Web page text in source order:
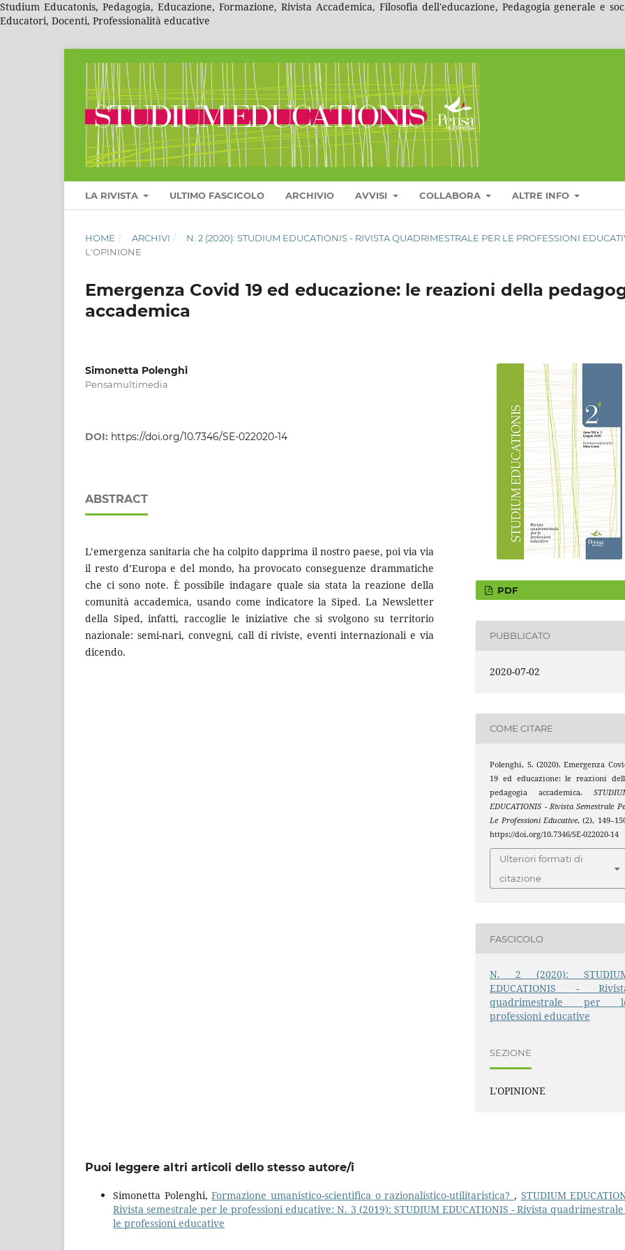
Studium Educatonis, Pedagogia, Educazione, Formazione, Rivista Accademica, Filosofia dell'educazione, Pedagogia generale e
Educatori, Docenti, Professionalità educative
LA RIVISTA ULTIMO FASCICOLO ARCHIVIO AVVISI COLLABORA ALTRE INFO
HOME / ARCHIVI / N. 2 (2020): STUDIUM EDUCATIONIS - RIVISTA QUADRIMESTRALE PER LE PROFESSIONI
L'OPINIONE
Emergenza Covid 19 ed educazione: le reazioni della
accademica
Simonetta Polenghi
Pensamultimedia
DOI: https://doi.org/10.7346/SE-022020-14
ABSTRACT
L’emergenza sanitaria che ha colpito dapprima il nostro paese, poi via via
il resto d’Europa e del mondo, ha provocato conseguenze drammatiche
che ci sono note. È possibile indagare quale sia stata la reazione della
comunità accademica, usando come indicatore la Siped. La Newsletter
della Siped, infatti, raccoglie le iniziative che si svolgono su territorio
nazionale: semi-nari, convegni, call di riviste, eventi internazionali e via
dicendo.
PDF
PUBBLICATO
2020-07-02
COME CITARE
Polenghi, S. (2020). Emergenza
19 ed educazione: le reazioni
pedagogia accademica.
EDUCATIONIS - Rivista Semestrale
Le Professioni Educative, (2),
https://doi.org/10.7346/SE-022020-14
Ulteriori formati di
citazione
FASCICOLO
N. 2 (2020):
EDUCATIONIS -
quadrimestrale per
professioni educative
SEZIONE
L'OPINIONE
Puoi leggere altri articoli dello stesso autore/i
Simonetta Polenghi,Formazione umanistico-scientifica o razionalistico-utilitaristica?, STUDIUM
Rivista semestrale per le professioni educative: N. 3 (2019): STUDIUM EDUCATIONIS - Rivista
le professioni educative